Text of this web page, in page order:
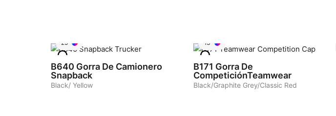
25
B640 Gorra De Camionero
Snapback
Black/ Yellow
13
B171 Gorra De
CompeticiónTeamwear
Black/Graphite Grey/Classic Red